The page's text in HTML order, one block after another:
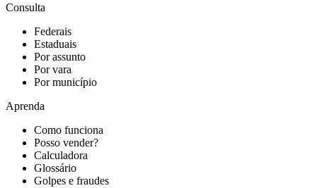
Consulta
Federais
Estaduais
Por assunto
Por vara
Por município
Aprenda
Como funciona
Posso vender?
Calculadora
Glossário
Golpes e fraudes